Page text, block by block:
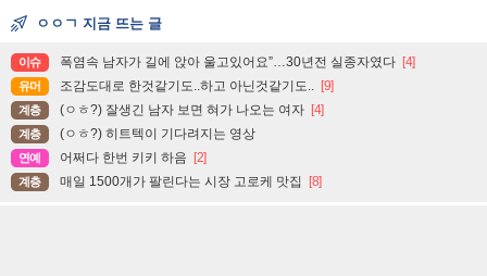
ㅇㅇㄱ 지금 뜨는 글
이슈 폭염속 남자가 길에 앉아 울고있어요”…30년전 실종자였다 [4]
유머 조감도대로 한것같기도..하고 아닌것같기도.. [9]
계층 (ㅇㅎ?) 잘생긴 남자 보면 혀가 나오는 여자 [4]
계층 (ㅇㅎ?) 히트텍이 기다려지는 영상
연예 어쩌다 한번 키키 하음 [2]
계층 매일 1500개가 팔린다는 시장 고로케 맛집 [8]